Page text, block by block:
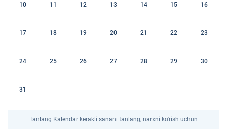
10 11 12 13 14 15 16
17 18 19 20 21 22 23
24 25 26 27 28 29 30
31
Tanlang Kalendar kerakli sanani tanlang, narxni ko'rish uchun